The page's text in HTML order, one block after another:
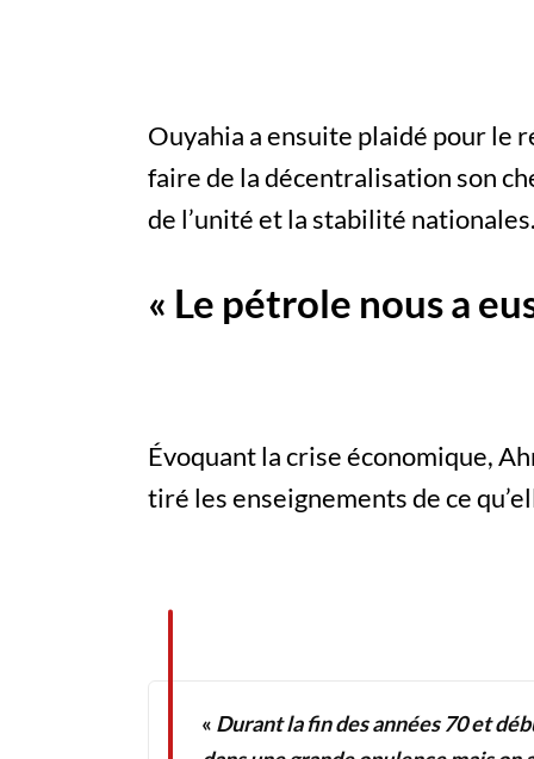
Ouyahia a ensuite plaidé pour le
faire de la décentralisation son
de l’unité et la stabilité nationales.
« Le pétrole nous a
Évoquant la crise économique,
tiré les enseignements de ce
« Durant la fin des années 70 et